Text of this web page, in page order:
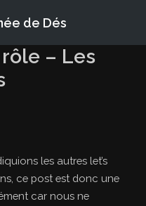
de Dés
rôle – Les
les autres let’s
ce post est donc une
car nous ne